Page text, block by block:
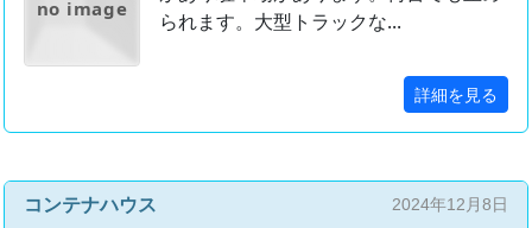
no image
られます。大型トラックな...
詳細を見る
コンテナハウス 2024年12月8日